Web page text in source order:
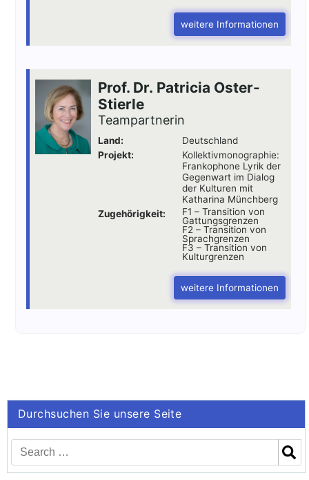
weitere Informationen
Prof. Dr. Patricia Oster-
Stierle
Teampartnerin
Land:
Deutschland
Projekt:
Kollektivmonographie:
Frankophone Lyrik der
Gegenwart im Dialog
der Kulturen mit
Katharina Münchberg
Zugehörigkeit:
F1 – Transition von
Gattungsgrenzen
F2 – Transition von
Sprachgrenzen
F3 – Transition von
Kulturgrenzen
weitere Informationen
Durchsuchen Sie unsere Seite